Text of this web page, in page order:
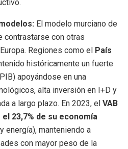
El modelo murciano de
contrastarse con otras
Regiones como el
País
históricamente un fuerte
apoyándose en una
alta inversión en I+D y
a largo plazo. En 2023, el VAB
23,7% de su economía
energía), manteniendo a
con mayor peso de la